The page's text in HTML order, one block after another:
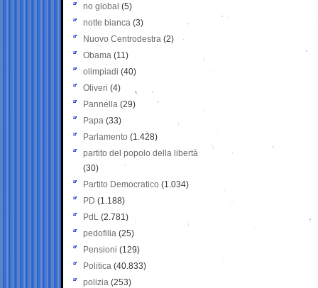
no global (5)
notte bianca (3)
Nuovo Centrodestra (2)
Obama (11)
olimpiadi (40)
Oliveri (4)
Pannella (29)
Papa (33)
Parlamento (1.428)
partito del popolo della libertà
(30)
Partito Democratico (1.034)
PD (1.188)
PdL (2.781)
pedofilia (25)
Pensioni (129)
Politica (40.833)
polizia (253)